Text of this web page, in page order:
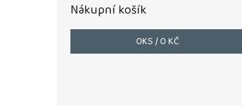
Nákupní košík
0KS /0 KČ